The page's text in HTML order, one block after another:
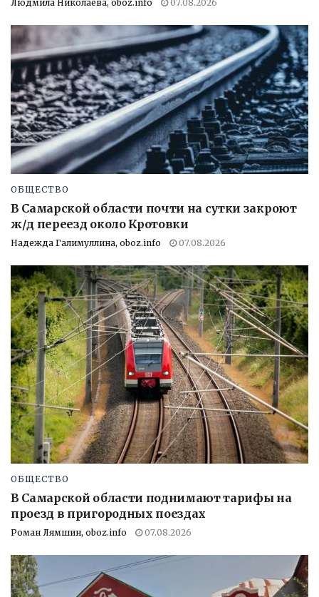
Людмила Николаева, oboz.info 07.08.2026
ОБЩЕСТВО
В Самарской области почти на сутки закроют
ж/д переезд около Кротовки
Надежда Галимуллина, oboz.info 07.08.2026
ОБЩЕСТВО
В Самарской области поднимают тарифы на
проезд в пригородных поездах
Роман Лямшин, oboz.info 07.08.2026